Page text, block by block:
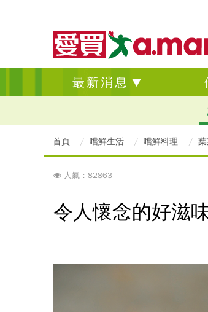
最新消息
首頁 嚐鮮生活 嚐鮮料理
人氣：82863
令人懷念的好滋